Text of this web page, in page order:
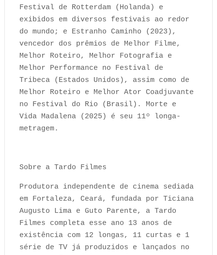
Festival de Rotterdam (Holanda) e
exibidos em diversos festivais ao redor
do mundo; e Estranho Caminho (2023),
vencedor dos prêmios de Melhor Filme,
Melhor Roteiro, Melhor Fotografia e
Melhor Performance no Festival de
Tribeca (Estados Unidos), assim como de
Melhor Roteiro e Melhor Ator Coadjuvante
no Festival do Rio (Brasil). Morte e
Vida Madalena (2025) é seu 11º longa-
metragem.
Sobre a Tardo Filmes
Produtora independente de cinema sediada
em Fortaleza, Ceará, fundada por Ticiana
Augusto Lima e Guto Parente, a Tardo
Filmes completa esse ano 13 anos de
existência com 12 longas, 11 curtas e 1
série de TV já produzidos e lançados no